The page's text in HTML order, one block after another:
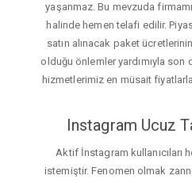
yaşanmaz. Bu mevzuda
halinde hemen telafi edilir.
satın alınacak paket
olduğu önlemler yardımıyla son
hizmetlerimiz en müsait
Instagram Ucuz
Aktif İnstagram kullanıcıları
istemiştir. Fenomen olmak